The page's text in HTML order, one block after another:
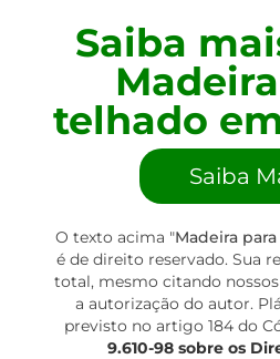
Saiba
telhado
Saiba
O texto acima "Madeira
é de direito reservado. Sua
total, mesmo citando
a autorização do autor.
previsto no artigo 184 do
9.610-98 sobre os